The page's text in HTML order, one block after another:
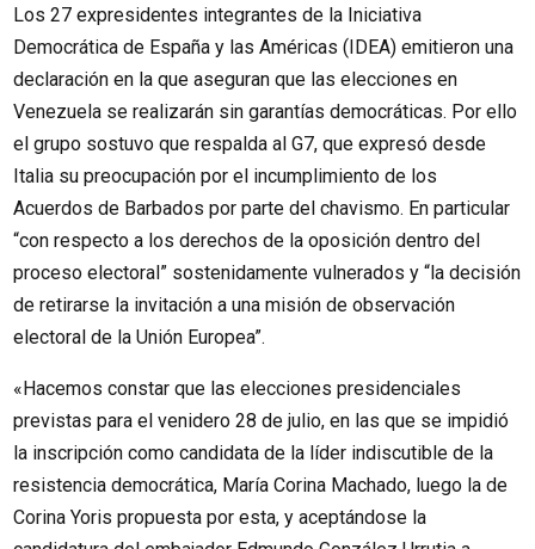
Los 27 expresidentes integrantes de la Iniciativa
Democrática de España y las Américas (IDEA) emitieron una
declaración en la que aseguran que las elecciones en
Venezuela se realizarán sin garantías democráticas. Por ello
el grupo sostuvo que respalda al G7, que expresó desde
Italia su preocupación por el incumplimiento de los
Acuerdos de Barbados por parte del chavismo. En particular
“con respecto a los derechos de la oposición dentro del
proceso electoral” sostenidamente vulnerados y “la decisión
de retirarse la invitación a una misión de observación
electoral de la Unión Europea”.
«Hacemos constar que las elecciones presidenciales
previstas para el venidero 28 de julio, en las que se impidió
la inscripción como candidata de la líder indiscutible de la
resistencia democrática, María Corina Machado, luego la de
Corina Yoris propuesta por esta, y aceptándose la